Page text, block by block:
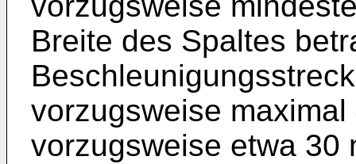
Breite des Spaltes
vorzugsweise
vorzugsweise etwa 30